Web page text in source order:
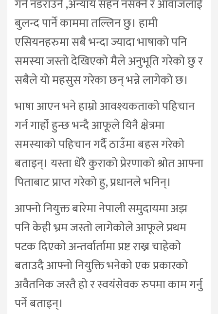
गर्न नडराउने ,अन्याय सहन नसक्ने र आवाजलाई
बुलन्द पार्ने काममा तल्लिन छु। हामी
एसियनहरुमा सबै भन्दा ज्यादा भाषाको पनि
समस्या जस्तो देखिएको मैले अनुभूति गरेको छु र
सबैले यो महसुस गरेका छन् भन्ने लागेको छ।
भाषा आएन भने हाम्रो आवश्यकताको पहिचान
गर्न गार्हो हुन्छ भन्दै आफूले यिनै क्षेत्रमा
समस्याको पहिचान गर्दै ठाउँमा बहस गरेको
बताइन्। यस्ता धेरै कुराको प्रेरणाको श्रोत आफ्ना
पिताबाट प्राप्त गरेको हु, प्रधानले भनिन्।
आफ्नो नियुक्त बारेमा नेपाली समुदायमा अझ
पनि केही भ्रम जस्तो लागेकोले आफूले प्रथम
पटक दिएको अन्तर्वार्तामा प्रष्ट राख्न चाहेको
बताउदै आफ्नो नियुक्ति भनेको एक प्रकारको
अवैतनिक जस्तै हो र स्वयंसेवक रुपमा काम गर्नु
पर्ने बताइन्।